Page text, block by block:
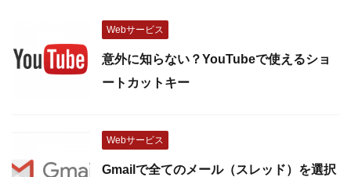
Webサービス
意外に知らない？YouTubeで使えるショ
ートカットキー
Webサービス
Gmailで全てのメール（スレッド）を選択